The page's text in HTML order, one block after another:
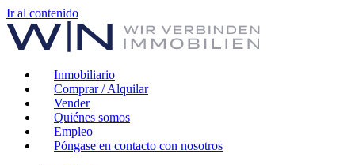
Ir al contenido
Inmobiliario
Comprar / Alquilar
Vender
Quiénes somos
Empleo
Póngase en contacto con nosotros